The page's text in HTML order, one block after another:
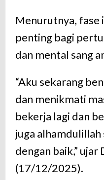
Menurutnya, fase
penting bagi
dan mental sang
“Aku sekarang
dan menikmati
bekerja lagi dan
juga
dengan baik,” ujar
(17/12/2025).